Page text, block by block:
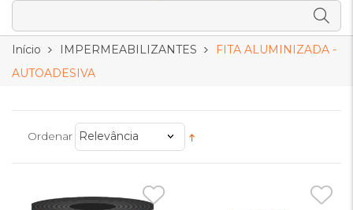
Início IMPERMEABILIZANTES
FITA ALUMINIZADA -
AUTOADESIVA
Ordenar Relevância